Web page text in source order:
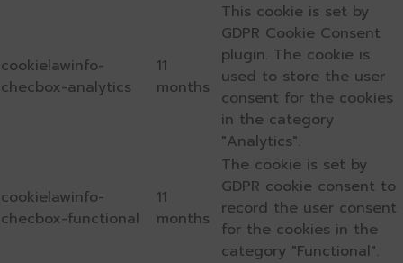
cookielawinfo-
checbox-analytics
11
months
This cookie is set by
GDPR Cookie Consent
plugin. The cookie is
used to store the user
consent for the cookies
in the category
"Analytics".
cookielawinfo-
checbox-functional
11
months
The cookie is set by
GDPR cookie consent to
record the user consent
for the cookies in the
category "Functional".